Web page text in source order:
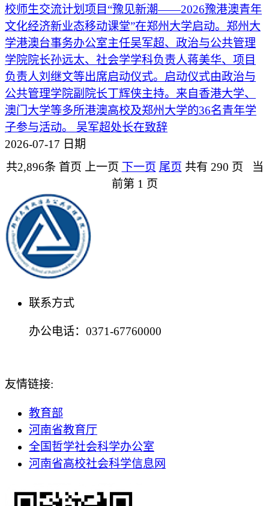
校师生交流计划项目“豫见新潮——2026豫港澳青年
文化经济新业态移动课堂”在郑州大学启动。郑州大
学港澳台事务办公室主任吴军超、政治与公共管理
学院院长孙远太、社会学学科负责人蒋美华、项目
负责人刘继文等出席启动仪式。启动仪式由政治与
公共管理学院副院长丁辉侠主持。来自香港大学、
澳门大学等多所港澳高校及郑州大学的36名青年学
子参与活动。 吴军超处长在致辞
2026-07-17 日期
共2,896条 首页 上一页 下一页 尾页 共有 290 页 当
前第 1 页
联系方式
办公电话：0371-67760000
友情链接:
教育部
河南省教育厅
全国哲学社会科学办公室
河南省高校社会科学信息网